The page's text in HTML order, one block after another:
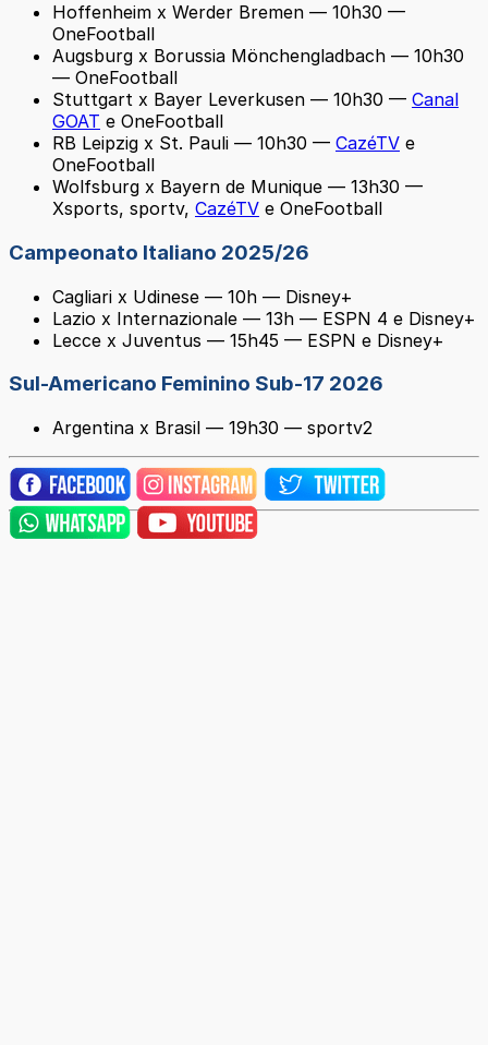
Hoffenheim x Werder Bremen — 10h30 —
OneFootball
Augsburg x Borussia Mönchengladbach — 10h30
— OneFootball
Stuttgart x Bayer Leverkusen — 10h30 — Canal
GOAT e OneFootball
RB Leipzig x St. Pauli — 10h30 — CazéTV e
OneFootball
Wolfsburg x Bayern de Munique — 13h30 —
Xsports, sportv, CazéTV e OneFootball
Campeonato Italiano 2025/26
Cagliari x Udinese — 10h — Disney+
Lazio x Internazionale — 13h — ESPN 4 e Disney+
Lecce x Juventus — 15h45 — ESPN e Disney+
Sul-Americano Feminino Sub-17 2026
Argentina x Brasil — 19h30 — sportv2